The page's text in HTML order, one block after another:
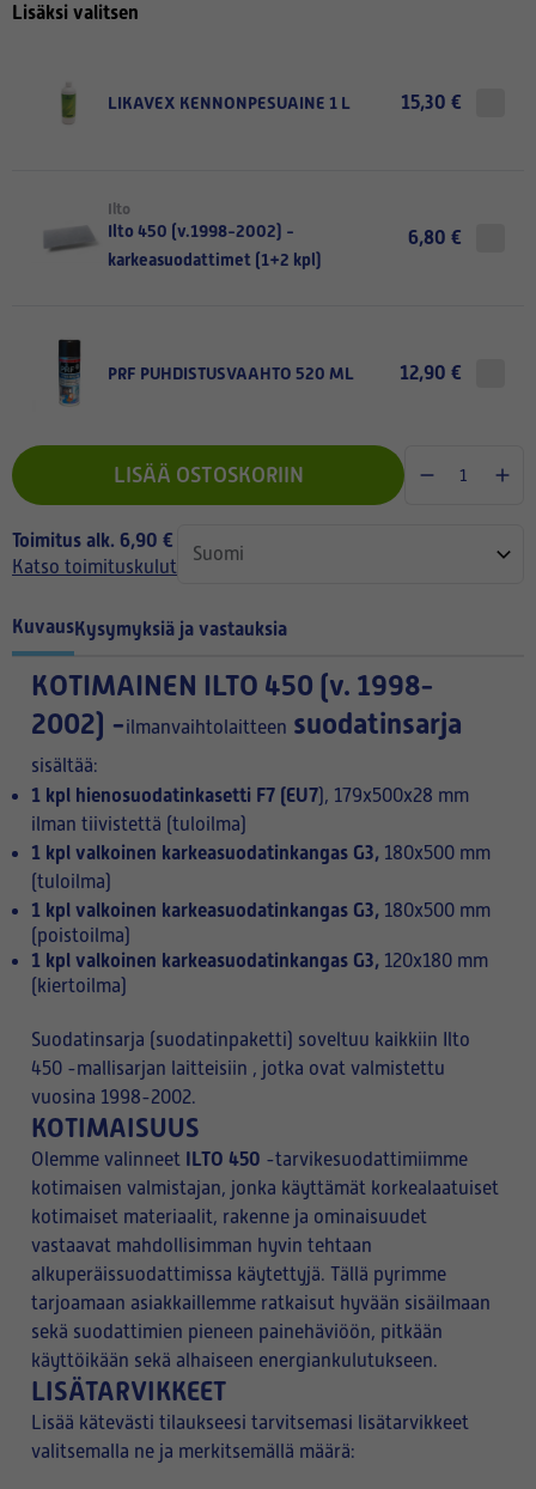
Lisäksi valitsen
LIKAVEX KENNONPESUAINE 1 L 15,30 €
Ilto
Ilto 450 (v.1998-2002) -
karkeasuodattimet (1+2 kpl)
6,80 €
PRF PUHDISTUSVAAHTO 520 ML 12,90 €
LISÄÄ OSTOSKORIIN
Toimitus alk. 6,90 €
Katso toimituskulut
KuvausKysymyksiä ja vastauksia
KOTIMAINEN ILTO 450 (v. 1998-
2002) -ilmanvaihtolaitteen suodatinsarja
sisältää:
1 kpl hienosuodatinkasetti F7 (EU7), 179x500x28 mm
ilman tiivistettä (tuloilma)
1 kpl valkoinen karkeasuodatinkangas G3, 180x500 mm
(tuloilma)
1 kpl valkoinen karkeasuodatinkangas G3, 180x500 mm
(poistoilma)
1 kpl valkoinen karkeasuodatinkangas G3, 120x180 mm
(kiertoilma)
Suodatinsarja (suodatinpaketti) soveltuu kaikkiin Ilto
450 -mallisarjan laitteisiin , jotka ovat valmistettu
vuosina 1998-2002.
KOTIMAISUUS
Olemme valinneet ILTO 450 -tarvikesuodattimiimme
kotimaisen valmistajan, jonka käyttämät korkealaatuiset
kotimaiset materiaalit, rakenne ja ominaisuudet
vastaavat mahdollisimman hyvin tehtaan
alkuperäissuodattimissa käytettyjä. Tällä pyrimme
tarjoamaan asiakkaillemme ratkaisut hyvään sisäilmaan
sekä suodattimien pieneen painehäviöön, pitkään
käyttöikään sekä alhaiseen energiankulutukseen.
LISÄTARVIKKEET
Lisää kätevästi tilaukseesi tarvitsemasi lisätarvikkeet
valitsemalla ne ja merkitsemällä määrä: